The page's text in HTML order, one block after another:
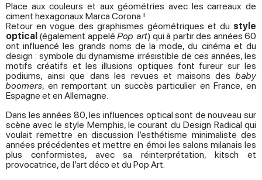
Place aux couleurs et aux géométries avec les carreaux de
ciment hexagonaux Marca Corona !
Retour en vogue des graphismes géométriques et du style
optical (également appeléPop art) qui à partir des années 60
ont influencé les grands noms de la mode, du cinéma et du
design : symbole du dynamisme irrésistible de ces années, les
motifs créatifs et les illusions optiques font fureur sur les
podiums, ainsi que dans les revues et maisons desbaby
boomers, en remportant un succès particulier en France, en
Espagne et en Allemagne.
Dans les années 80, les influences optical sont de nouveau sur
scène avec le style Memphis, le courant du Design Radical qui
voulait remettre en discussion l’esthétisme minimaliste des
années précédentes et mettre en émoi les salons milanais les
plus conformistes, avec sa réinterprétation, kitsch et
provocatrice, de l’art déco et du Pop Art.